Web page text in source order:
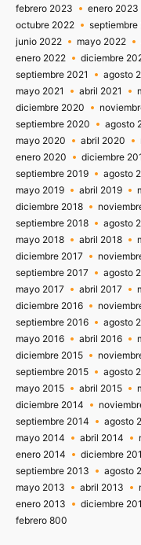
febrero 2023
enero 2023
octubre 2022
septiembre
junio 2022
mayo 2022
enero 2022
diciembre
septiembre 2021
agosto
mayo 2021
abril 2021
diciembre 2020
septiembre 2020
agosto
mayo 2020
abril 2020
enero 2020
diciembre
septiembre 2019
agosto
mayo 2019
abril 2019
diciembre 2018
septiembre 2018
agosto
mayo 2018
abril 2018
diciembre 2017
septiembre 2017
agosto
mayo 2017
abril 2017
diciembre 2016
septiembre 2016
agosto
mayo 2016
abril 2016
diciembre 2015
septiembre 2015
agosto
mayo 2015
abril 2015
diciembre 2014
septiembre 2014
agosto
mayo 2014
abril 2014
enero 2014
diciembre
septiembre 2013
agosto
mayo 2013
abril 2013
enero 2013
diciembre
febrero 800